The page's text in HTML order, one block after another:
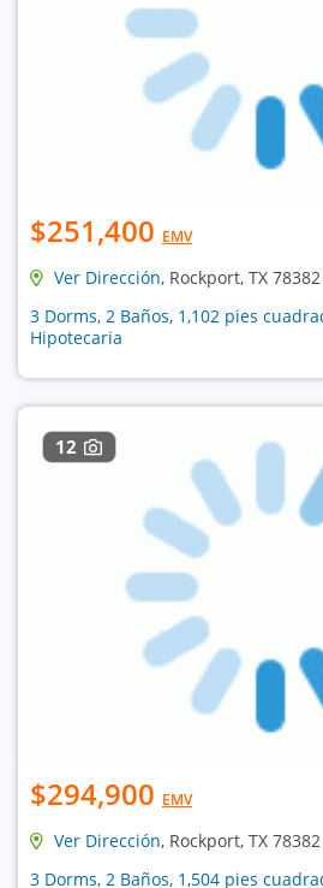
$251,400 EMV
Ver Dirección, Rockport, TX 78382
3 Dorms, 2 Baños, 1,102 pies
Hipotecaria
12
$294,900 EMV
Ver Dirección, Rockport, TX 78382
3 Dorms, 2 Baños, 1,504 pies